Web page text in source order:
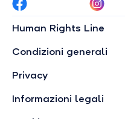
Human Rights Line
Condizioni generali
Privacy
Informazioni legali